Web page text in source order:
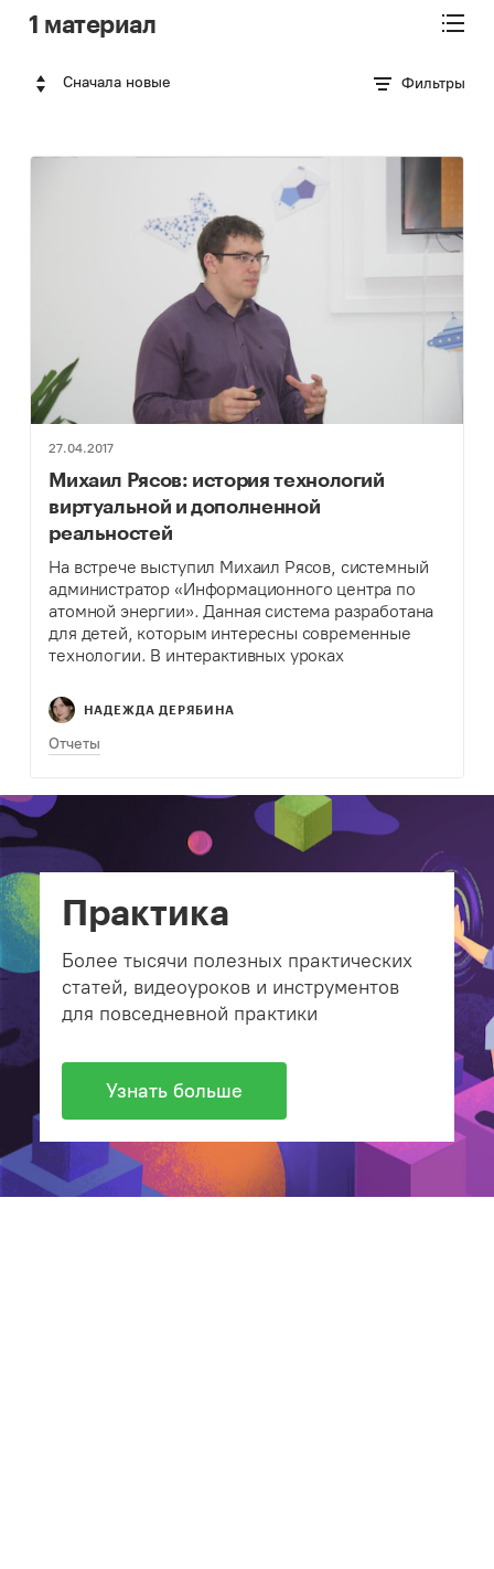
1 материал
Сначала новые Фильтры
27.04.2017
Михаил Рясов: история технологий
виртуальной и дополненной
реальностей
На встрече выступил Михаил Рясов, системный
администратор «Информационного центра по
атомной энергии». Данная система разработана
для детей, которым интересны современные
технологии. В интерактивных уроках
атомной отрасли, такие как атомная энергетика,
развитие атомного ледокольного флота и
атомных…
НАДЕЖДА ДЕРЯБИНА
Отчеты
Практика
Более тысячи полезных практических
статей, видеоуроков и инструментов
для повседневной практики
Узнать больше